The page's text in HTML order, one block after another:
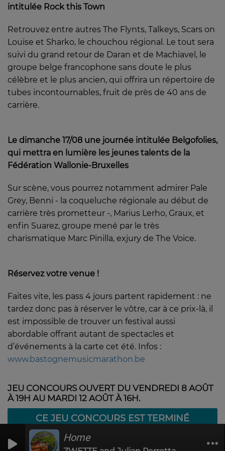
Home
0 0
intitulée Rock this Town
Retrouvez entre autres The Flynts, Talkeys, Scars on
Louise et Sharko, le chouchou régional. Le tout sera
suivi du grand retour de Daran et de Machiavel, le
groupe belge francophone sans doute le plus
célèbre et le plus ancien, qui offrira un répertoire de
tubes incontournables, fruit de près de 40 ans de
carrière.
Le dimanche 17/08 une journée intitulée Belgofolies,
qui mettra en lumière les jeunes talents de la
Fédération Wallonie-Bruxelles
Sur scène, vous pourrez notamment admirer Pale
Grey, Benni - la coqueluche régionale au début de
carrière très prometteur -, Marius Lerho, Graux, et
enfin Suarez, groupe mené par le très
charismatique Marc Pinilla, exjury de The Voice.
Réservez votre venue !
Faites vite, les pass 4 jours partent rapidement : ne
tardez donc pas à réserver le vôtre, car à ce prix-là, il
est impossible de trouver un festival aussi
abordable offrant autant de spectacles et
d’événements à la carte cet été. Infos :
www.bastognemusicmarathon.be
JEU CONCOURS OUVERT DU VENDREDI 8 AOÛT
À 19H AU MARDI 12 AOÛTÀ 16H.